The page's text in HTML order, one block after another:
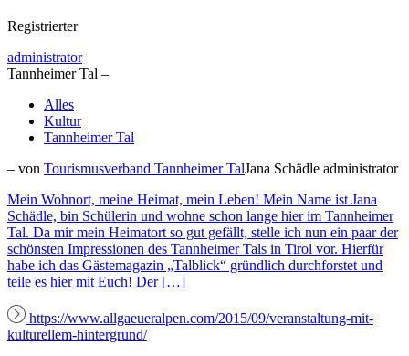
Registrierter
administrator
Tannheimer Tal –
Alles
Kultur
Tannheimer Tal
– von Tourismusverband Tannheimer TalJana Schädle administrator
Mein Wohnort, meine Heimat, mein Leben! Mein Name ist Jana
Schädle, bin Schülerin und wohne schon lange hier im Tannheimer
Tal. Da mir mein Heimatort so gut gefällt, stelle ich nun ein paar der
schönsten Impressionen des Tannheimer Tals in Tirol vor. Hierfür
habe ich das Gästemagazin „Talblick“ gründlich durchforstet und
teile es hier mit Euch! Der […]
https://www.allgaeueralpen.com/2015/09/veranstaltung-mit-
kulturellem-hintergrund/